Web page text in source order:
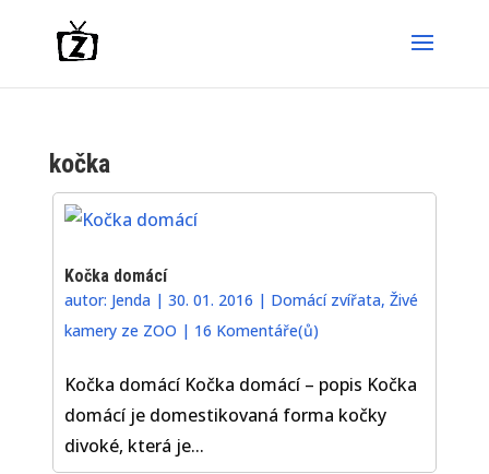
kočka
Kočka domácí
autor: Jenda |30. 01. 2016 | Domácí zvířata,Živé
kamery ze ZOO | 16 Komentáře(ů)
Kočka domácí Kočka domácí – popis Kočka
domácí je domestikovaná forma kočky
divoké, která je...